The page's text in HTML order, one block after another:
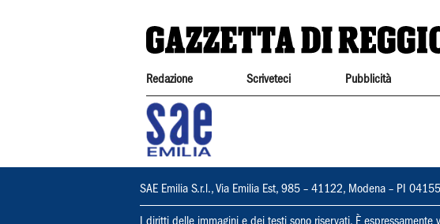
Redazione Scriveteci Pubblicità
SAE Emilia S.r.l., Via Emilia Est, 985 – 41122, Modena – PI
I diritti delle immagini e dei testi sono riservati. È